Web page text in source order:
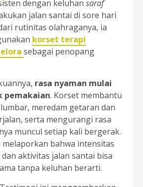
dengan keluhan saraf
jalan santai di sore hari
rutinitas olahraganya, ia
korset terapi
sebagai penopang
rasa nyaman mulai
pemakaian. Korset membantu
meredam getaran dan
serta mengurangi rasa
muncul setiap kali bergerak.
bahwa intensitas
aktivitas jalan santai bisa
tanpa keluhan berarti.